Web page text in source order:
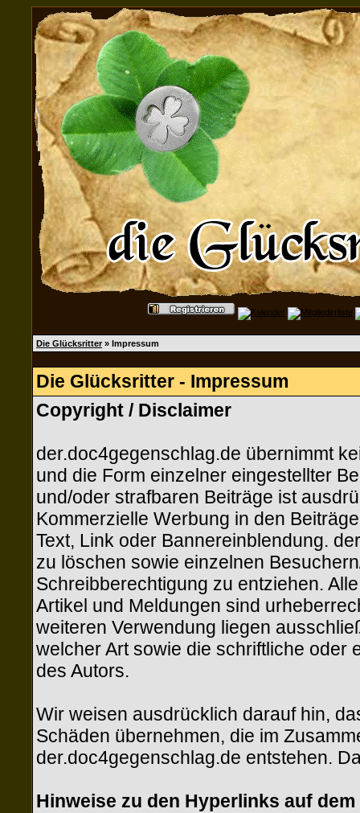
Die Glücksritter » Impressum
Die Glücksritter - Impressum
Copyright / Disclaimer
der.doc4gegenschlag.de übernimmt
und die Form einzelner eingestellter
und/oder strafbaren Beiträge ist
Kommerzielle Werbung in den
Text, Link oder Bannereinblendung.
zu löschen sowie einzelnen
Schreibberechtigung zu entziehen.
Artikel und Meldungen sind
weiteren Verwendung liegen
welcher Art sowie die schriftliche oder
des Autors.
Wir weisen ausdrücklich darauf hin,
Schäden übernehmen, die im
der.doc4gegenschlag.de entstehen.
Hinweise zu den Hyperlinks auf